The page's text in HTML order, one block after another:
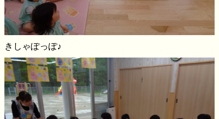
きしゃぽっぽ♪